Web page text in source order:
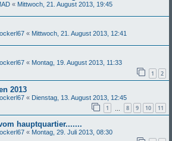
« Mittwoch, 21. August 2013, 19:45
« Mittwoch, 21. August 2013, 12:41
« Montag, 19. August 2013, 11:33
1 2
2013
« Dienstag, 13. August 2013, 12:45
1 8 9 10 11
hauptquartier.......
« Montag, 29. Juli 2013, 08:30